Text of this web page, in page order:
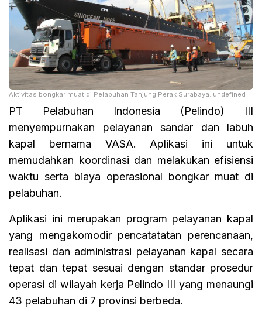
Aktivitas bongkar muat di Pelabuhan Tanjung Perak Surabaya. undefined
PT Pelabuhan Indonesia (Pelindo) III
menyempurnakan pelayanan sandar dan labuh
kapal bernama VASA. Aplikasi ini untuk
memudahkan koordinasi dan melakukan efisiensi
waktu serta biaya operasional bongkar muat di
pelabuhan.
Aplikasi ini merupakan program pelayanan kapal
yang mengakomodir pencatatatan perencanaan,
realisasi dan administrasi pelayanan kapal secara
tepat dan tepat sesuai dengan standar prosedur
operasi di wilayah kerja Pelindo III yang menaungi
43 pelabuhan di 7 provinsi berbeda.